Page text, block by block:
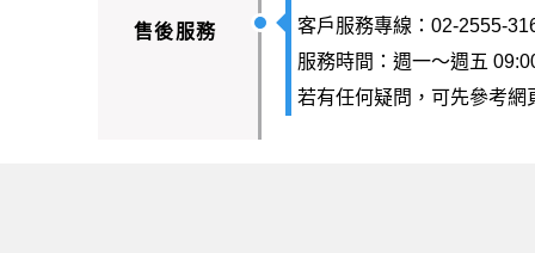
售後服務
客戶服務專線：02-2555-
服務時間：週一～週五
若有任何疑問，可先參考網